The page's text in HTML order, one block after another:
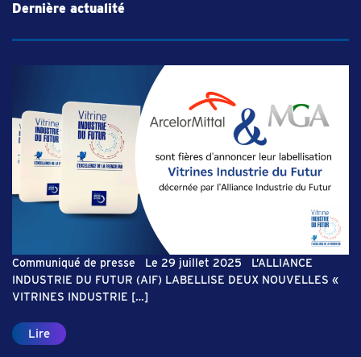
Dernière actualité
Communiqué de presse Le 29 juillet 2025 L’ALLIANCE
INDUSTRIE DU FUTUR (AIF) LABELLISE DEUX NOUVELLES «
VITRINES INDUSTRIE […]
Lire